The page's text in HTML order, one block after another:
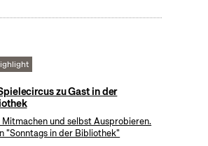
zu Gast in der
Mitmachen und selbst Ausprobieren.
"Sonntags in der Bibliothek"